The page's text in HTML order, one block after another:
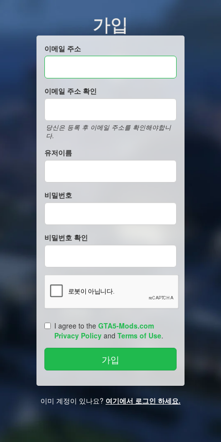
가입
이메일 주소
이메일 주소 확인
당신은 등록 후 이메일 주소를 확인해야합니
다.
유저이름
비밀번호
비밀번호 확인
I agree to the GTA5-Mods.com
Privacy Policy and Terms of Use.
이미 계정이 있나요? 여기에서 로그인 하세요.